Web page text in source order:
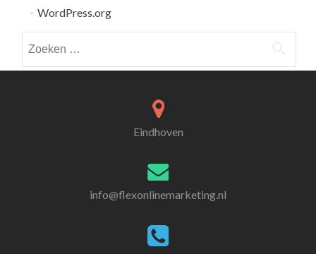
WordPress.org
naar:
Eindhoven
info@flexonlinemarketing.nl